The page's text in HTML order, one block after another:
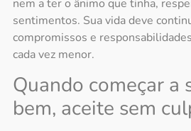
nem a ter o ânimo que tinha,
sentimentos. Sua vida deve
compromissos e
cada vez menor.
Quando começar a
bem, aceite sem